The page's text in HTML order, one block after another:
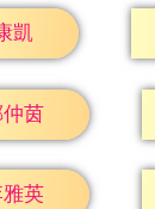
凱
茵
英